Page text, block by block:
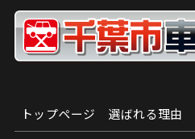
トップページ 選ばれる理由